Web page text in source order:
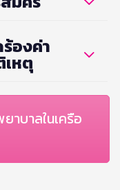
องค่า
หตุ
าบาลในเครือ